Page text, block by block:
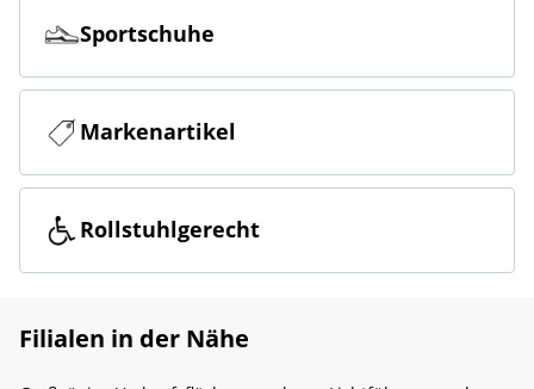
Sportschuhe
Markenartikel
Rollstuhlgerecht
Filialen in der Nähe